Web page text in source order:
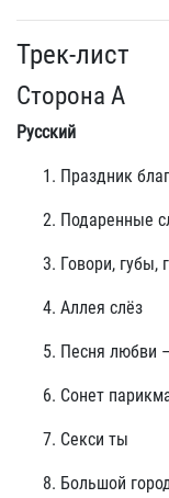
Трек-лист
Сторона A
Русский
Праздник
Подаренные
Говори, губы,
Аллея слёз
Песня любви
Сонет
Секси ты
Большой